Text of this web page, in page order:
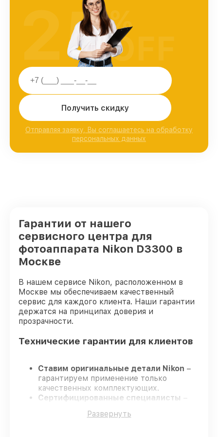
Получить скидку
Отправляя заявку, Вы соглашаетесь на обработку
персональных данных
25%
OFF
Гарантии от нашего
сервисного центра для
фотоаппарата Nikon D3300 в
Москве
В нашем сервисе Nikon, расположенном в
Москве мы обеспечиваем качественный
сервис для каждого клиента. Наши гарантии
держатся на принципах доверия и
прозрачности.
Технические гарантии для клиентов
Ставим оригинальные детали Nikon –
гарантируем применение только
качественных комплектующих.
Сертифицированные специалисты –
обеспечивает надёжную работу
Развернуть